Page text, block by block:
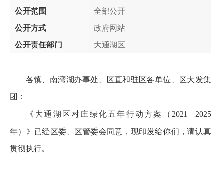
公开范围
全部公开
公开方式
政府网站
公开责任部门
大通湖区
各镇、南湾湖办事处、区直和驻区各单位、区大发集
团：
《大通湖区村庄绿化五年行动方案（2021—2025
年）》已经区委、区管委会同意，现印发给你们，请认真
贯彻执行。